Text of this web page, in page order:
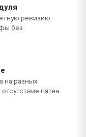
ревизию
без
на разных
пятен